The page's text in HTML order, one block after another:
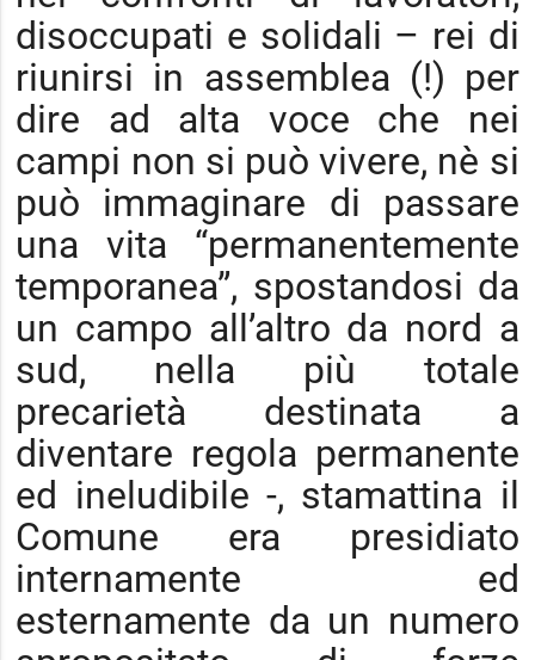
disoccupati e solidali – rei di
riunirsi in assemblea (!) per
dire ad alta voce che nei
campi non si può vivere, nè si
può immaginare di passare
una vita “permanentemente
temporanea”, spostandosi da
un campo all’altro da nord a
sud, nella più totale
precarietà destinata a
diventare regola permanente
ed ineludibile -, stamattina il
Comune era presidiato
internamente ed
esternamente da un numero